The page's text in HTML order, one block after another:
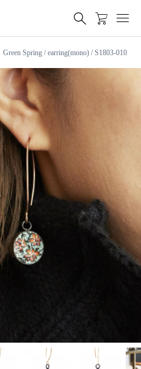
Green Spring / earring(mono) / S1803-010